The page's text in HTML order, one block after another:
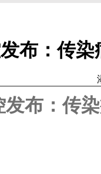
行业动态
干燥综合征：不只是”
布：传染
发布：传